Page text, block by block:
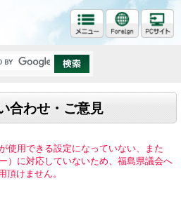
合わせ・ご意見
使用できる設定になっていない、また
）に対応していないため、福島県議会へ
頂けません。